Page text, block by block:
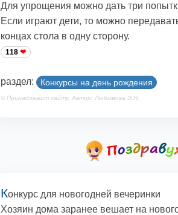
Для упрощения можно дать три
Если играют дети, то можно
концах стола в одну сторону.
118
раздел: Конкурсы на день рождения
© Принадлежит сайту. Автор: Любимова Э.Н.
Конкурс для новогодней вечеринки
Хозяин дома заранее вешает на